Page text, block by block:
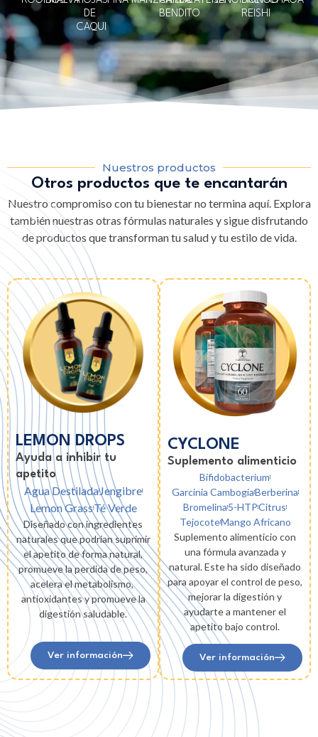
DE
CAQUI
BENDITO
REISHI
Nuestros productos
Otros productos que te encantarán
Nuestro compromiso con tu bienestar no termina aquí. Explora
también nuestras otras fórmulas naturales y sigue disfrutando
de productos que transforman tu salud y tu estilo de vida.
LEMON DROPS
Ayuda a inhibir tu
apetito
Agua DestiladaJengibre
Lemon GrassTé Verde
Diseñado con ingredientes
naturales que podrían suprimir
el apetito de forma natural,
promueve la perdida de peso,
acelera el metabolismo,
antioxidantes y promueve la
digestión saludable.
Ver información
CYCLONE
Suplemento alimenticio
Bifidobacterium
Garcinia CambogiaBerberina
Bromelina5-HTPCitrus
TejocoteMango Africano
Suplemento alimenticio con
una fórmula avanzada y
natural. Este ha sido diseñado
para apoyar el control de peso,
mejorar la digestión y
ayudarte a mantener el
apetito bajo control.
Ver información